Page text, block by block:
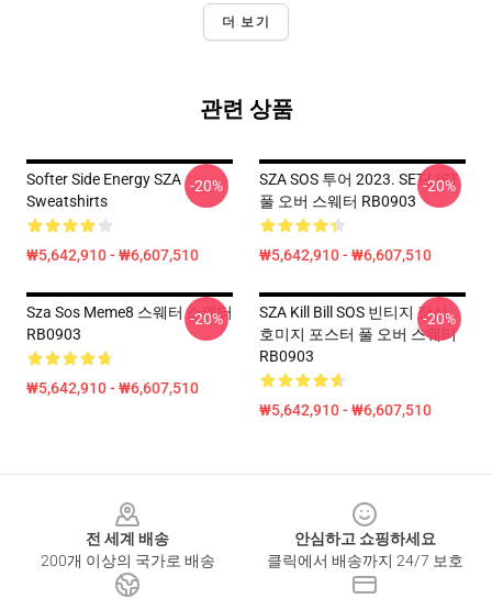
더 보기
관련 상품
Softer Side Energy SZA
Sweatshirts
₩5,642,910 - ₩6,607,510
-20%
SZA SOS 투어 2023. SET-LIST
풀 오버 스웨터 RB0903
₩5,642,910 - ₩6,607,510
-20%
Sza Sos Meme8 스웨터 스웨터
RB0903
₩5,642,910 - ₩6,607,510
-20%
SZA Kill Bill SOS 빈티지 장식
호미지 포스터 풀 오버 스웨터
RB0903
₩5,642,910 - ₩6,607,510
-20%
전 세계 배송
200개 이상의 국가로 배송
안심하고 쇼핑하세요
클릭에서 배송까지 24/7 보호